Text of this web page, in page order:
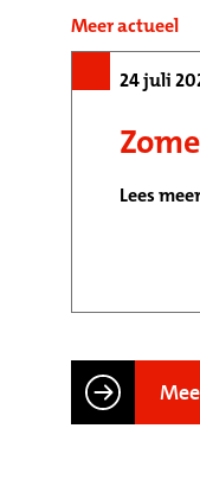
Meer actueel
24 juli
Lees meer